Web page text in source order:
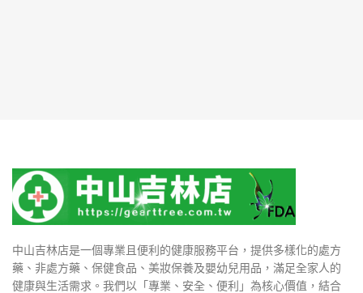
中山吉林店是一個專業且便利的健康服務平台，提供多樣化的處方
藥、非處方藥、保健食品、美妝保養及嬰幼兒用品，滿足全家人的
健康與生活需求。我們以「專業、安全、便利」為核心價值，結合